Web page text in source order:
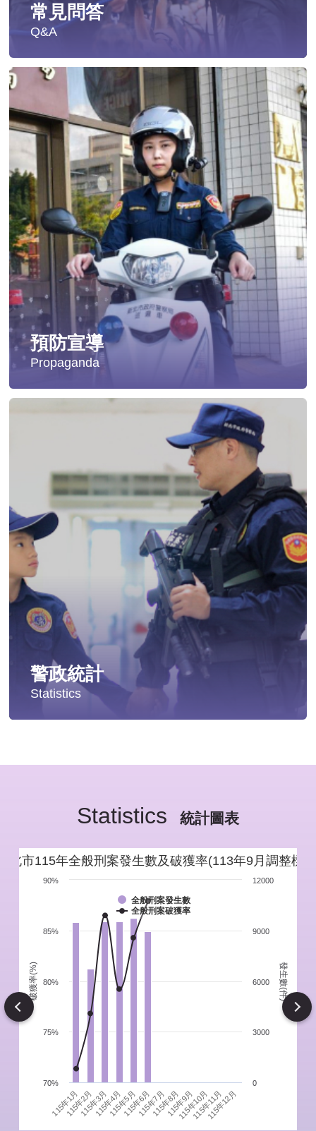
常見問答
Q&A
遭受性侵害時，可向哪些單位求助？
發生性侵害案件後，我可以請社工陪同嗎?
發生性侵害案件後，我需要去驗傷嗎?
遇到性騷擾案件之處理？
當你遭受到家庭暴力時該如何處理？
如何執行家庭暴力加害人訪查、訪查對象及期間為何?
預防宣導
Propaganda
影音專區
交通安全
警政統計
Statistics
新北市重要警政統計指標
警政性別統計
警政統計通報
警政統計懶人包
Statistics 統計圖表
破獲率(%) 發生數(件)
北市115年全般刑案發生數及破獲率(113年9月調整標
全般刑案發生數
全般刑案破獲率
115年1月
115年2月115年3月115年4月115年5月115年6月115年7月115年8月115年9月
115年10月
115年11月
115年12月
70%
75%
80%
85%
90%
0
3000
6000
9000
12000